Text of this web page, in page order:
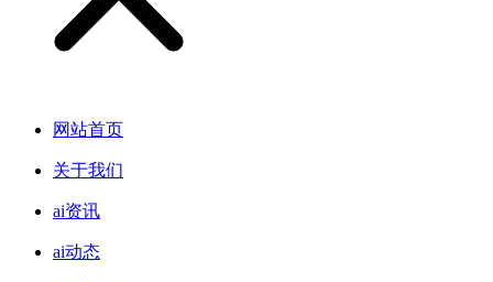
网站首页
关于我们
ai资讯
ai动态